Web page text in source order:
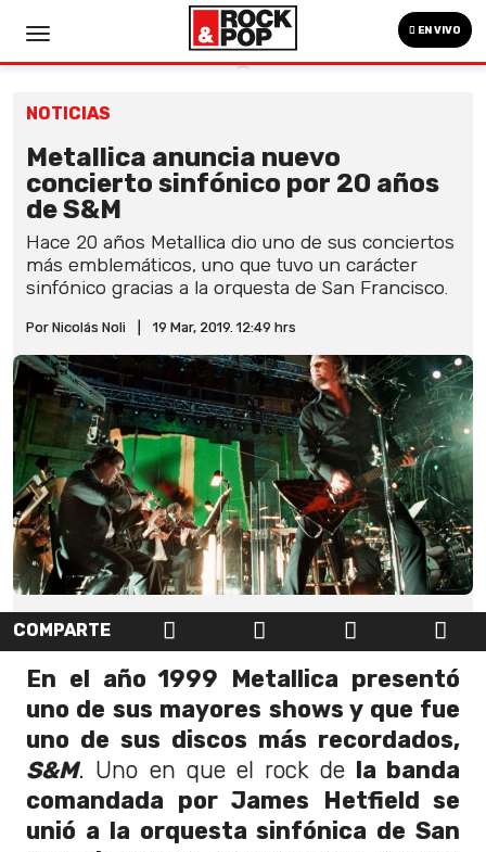
EN VIVO
NOTICIAS
Metallica anuncia nuevo
concierto sinfónico por 20 años
de S&M
Hace 20 años Metallica dio uno de sus conciertos
más emblemáticos, uno que tuvo un carácter
sinfónico gracias a la orquesta de San Francisco.
Por Nicolás Noli 19 Mar, 2019. 12:49 hrs
COMPARTE
En el año 1999 Metallica presentó
uno de sus mayores shows y que fue
uno de sus discos más recordados,
S&M. Uno en que el rock de la banda
comandada por James Hetfield se
unió a la orquesta sinfónica de San